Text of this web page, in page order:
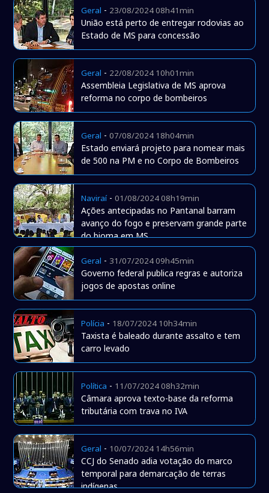
Geral - 23/08/2024 08h41min
União está perto de entregar rodovias ao
Estado de MS para concessão
Geral - 22/08/2024 10h01min
Assembleia Legislativa de MS aprova
reforma no corpo de bombeiros
Geral -07/08/2024 18h04min
Estado enviará projeto para nomear mais
de 500 na PM e no Corpo de Bombeiros
Naviraí-01/08/2024 08h19min
Ações antecipadas no Pantanal barram
avanço do fogo e preservam grande parte
do bioma em MS
Geral - 31/07/2024 09h45min
Governo federal publica regras e autoriza
jogos de apostas online
Polícia - 18/07/2024 10h34min
Taxista é baleado durante assalto e tem
carro levado
Política - 11/07/2024 08h32min
Câmara aprova texto-base da reforma
tributária com trava no IVA
Geral - 10/07/2024 14h56min
CCJ do Senado adia votação do marco
temporal para demarcação de terras
indígenas